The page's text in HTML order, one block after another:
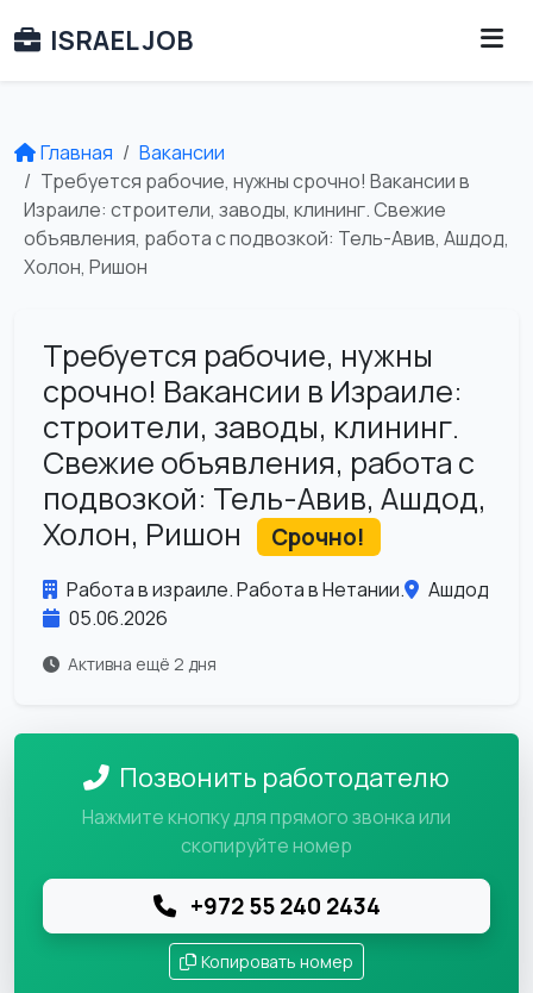
ISRAEL JOB
Главная
Вакансии
Требуется рабочие, нужны срочно! Вакансии в
Израиле: строители, заводы, клининг. Свежие
объявления, работа с подвозкой: Тель-Авив, Ашдод,
Холон, Ришон
Требуется рабочие, нужны
срочно! Вакансии в Израиле:
строители, заводы, клининг.
Свежие объявления, работа с
подвозкой: Тель-Авив, Ашдод,
Холон, Ришон
Срочно!
Работа в израиле. Работа в Нетании.
Ашдод
05.06.2026
Активна ещё 2 дня
Позвонить работодателю
Нажмите кнопку для прямого звонка или
скопируйте номер
+972 55 240 2434
Копировать номер